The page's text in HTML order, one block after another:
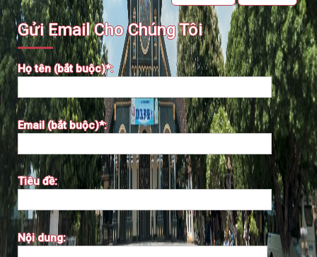
Gửi Email Cho Chúng Tôi
Họ tên (bắt buộc)*:
Email (bắt buộc)*:
Tiêu đề:
Nội dung: